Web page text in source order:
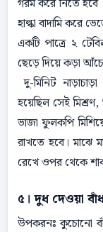
গরম করে নিতে
হাল্কা বাদামি করে
একটি পাত্রে ২
ছেড়ে দিয়ে কড়া আঁচে
দু-মিনিট
হয়েছিল সেই
ভাজা ফুলকপি
রাখতে হবে। মাঝে
রেখে ওপর থেকে
৫। দুধ দেওয়া
উপকরনঃ কুচোনো